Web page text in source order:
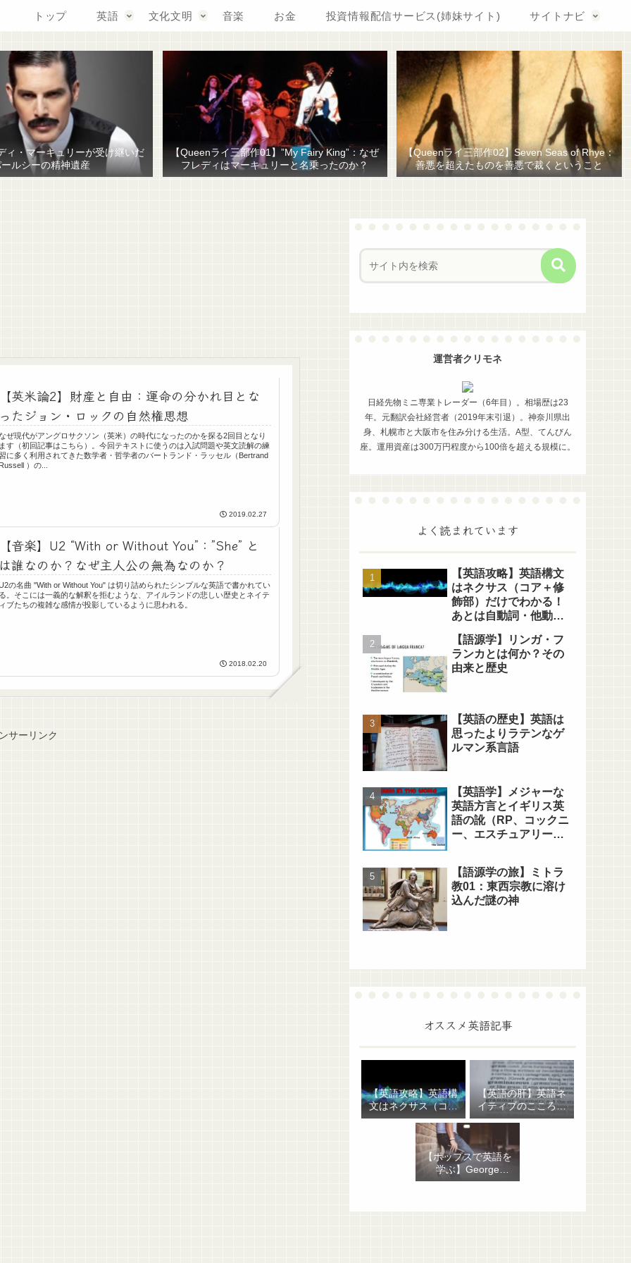
トップ 英語 文化文明 音楽 お金 投資情報配信サービス(姉妹サイト) サイトナビ
ィ・マーキュリーが受け継いだ
ルシーの精神遺産
【Queenライ三部作01】”My Fairy King”：なぜ
フレディはマーキュリーと名乗ったのか？
【Queenライ三部作02】Seven Seas of Rhye：
善悪を超えたものを善悪で裁くということ
英米論2】財産と自由：運命の分かれ目とな
たジョン・ロックの自然権思想
ぜ現代がアングロサクソン（英米）の時代になったのかを探る2回目となり
す（初回記事はこちら）。今回テキストに使うのは入試問題や英文読解の練
に多く利用されてきた数学者・哲学者のバートランド・ラッセル（Bertrand
）の...
2019.02.27
音楽】U2 “With or Without You”：”She” と
誰なのか？なぜ主人公の無為なのか？
の名曲 "With or Without You" は切り詰められたシンプルな英語で書かれてい
。そこには一義的な解釈を拒むような、アイルランドの悲しい歴史とネイテ
ブたちの複雑な感情が投影しているように思われる。
2018.02.20
サーリンク
運営者クリモネ
日経先物ミニ専業トレーダー（6年目）。相場歴は23
年。元翻訳会社経営者（2019年末引退）。神奈川県出
身、札幌市と大阪市を住み分ける生活。A型、てんびん
座。運用資産は300万円程度から100倍を超える規模に。
よく読まれています
【英語攻略】英語構文
はネクサス（コア＋修
飾部）だけでわかる！
あとは自動詞・他動詞
【語源学】リンガ・フ
ランカとは何か？その
由来と歴史
【英語の歴史】英語は
思ったよりラテンなゲ
ルマン系言語
【英語学】メジャーな
英語方言とイギリス英
語の訛（RP、コックニ
ー、エスチュアリー、
【語源学の旅】ミトラ
教01：東西宗教に溶け
込んだ謎の神
オススメ英語記事
【英語攻略】英語構
文はネクサス（コア
＋修飾部）だけでわ
かる！あとは自動
詞・他動詞の区別だ
け
【英語の肝】英語ネ
イティブのこころを
表わす句動詞：征服
イングランド庶民の
【ポップスで英語を
学ぶ】George
Michael “Hand to